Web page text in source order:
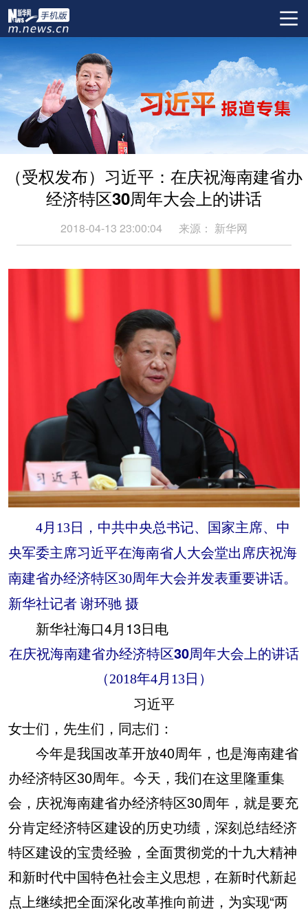
（受权发布）习近平：在庆祝海南建省办
经济特区30周年大会上的讲话
2018-04-13 23:00:04 来源： 新华网
4月13日，中共中央总书记、国家主席、中
央军委主席习近平在海南省人大会堂出席庆祝海
南建省办经济特区30周年大会并发表重要讲话。
新华社记者 谢环驰 摄
新华社海口4月13日电
在庆祝海南建省办经济特区30周年大会上的讲话
（2018年4月13日）
习近平
女士们，先生们，同志们：
今年是我国改革开放40周年，也是海南建省
办经济特区30周年。今天，我们在这里隆重集
会，庆祝海南建省办经济特区30周年，就是要充
分肯定经济特区建设的历史功绩，深刻总结经济
特区建设的宝贵经验，全面贯彻党的十九大精神
和新时代中国特色社会主义思想，在新时代新起
点上继续把全面深化改革推向前进，为实现“两